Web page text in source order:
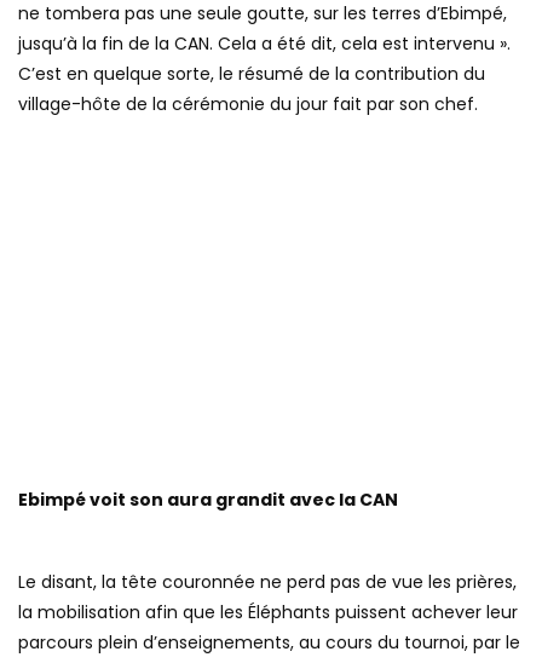
ne tombera pas une seule goutte, sur les terres d’Ebimpé,
jusqu’à la fin de la CAN. Cela a été dit, cela est intervenu ».
C’est en quelque sorte, le résumé de la contribution du
village-hôte de la cérémonie du jour fait par son chef.
Ebimpé voit son aura grandit avec la CAN
Le disant, la tête couronnée ne perd pas de vue les prières,
la mobilisation afin que les Éléphants puissent achever leur
parcours plein d’enseignements, au cours du tournoi, par le